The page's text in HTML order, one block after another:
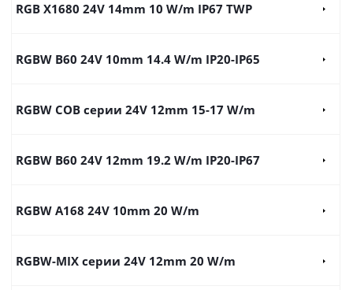
RGB X1680 24V 14mm 10 W/m IP67 TWP
RGBW B60 24V 10mm 14.4 W/m IP20-IP65
RGBW COB серии 24V 12mm 15-17 W/m
RGBW B60 24V 12mm 19.2 W/m IP20-IP67
RGBW A168 24V 10mm 20 W/m
RGBW-MIX серии 24V 12mm 20 W/m